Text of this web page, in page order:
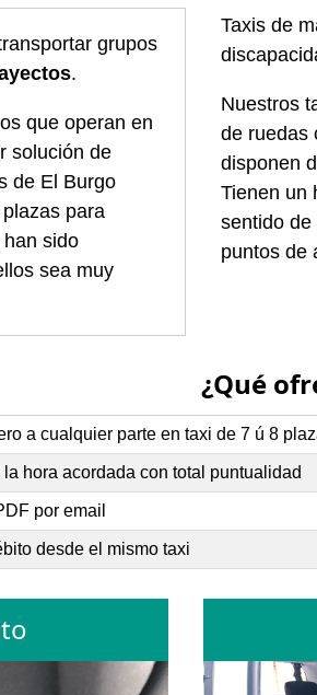
grupos
.
que operan en
solución de
de El Burgo
para
sido
sea muy
Taxis de
Nuestros
de ruedas
disponen
Tienen un
sentido
puntos de
¿Qué
a cualquier parte en taxi de 7 ú 8
hora acordada con total puntualidad
por email
desde el mismo taxi